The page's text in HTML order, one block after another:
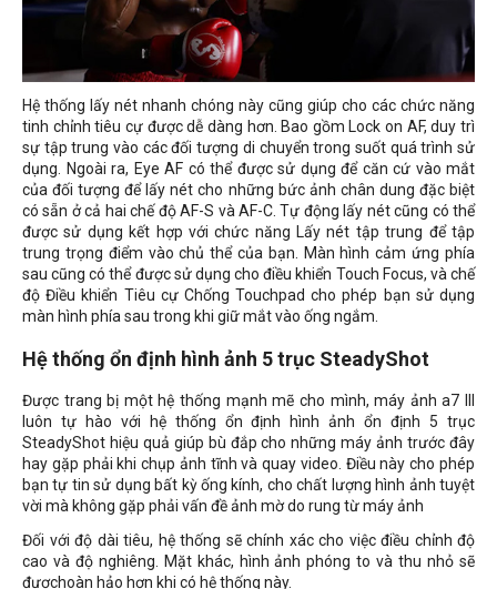
Hệ thống lấy nét nhanh chóng này cũng giúp cho các chức năng
tinh chỉnh tiêu cự được dễ dàng hơn. Bao gồm Lock on AF, duy trì
sự tập trung vào các đối tượng di chuyển trong suốt quá trình sử
dụng. Ngoài ra, Eye AF có thể được sử dụng để căn cứ vào mắt
của đối tượng để lấy nét cho những bức ảnh chân dung đặc biệt
có sẵn ở cả hai chế độ AF-S và AF-C. Tự động lấy nét cũng có thể
được sử dụng kết hợp với chức năng Lấy nét tập trung để tập
trung trọng điểm vào chủ thể của bạn. Màn hình cảm ứng phía
sau cũng có thể được sử dụng cho điều khiển Touch Focus, và chế
độ Điều khiển Tiêu cự Chống Touchpad cho phép bạn sử dụng
màn hình phía sau trong khi giữ mắt vào ống ngắm.
Hệ thống ổn định hình ảnh 5 trục SteadyShot
Được trang bị một hệ thống mạnh mẽ cho mình, máy ảnh a7 III
luôn tự hào với hệ thống ổn định hình ảnh ổn định 5 trục
SteadyShot hiệu quả giúp bù đắp cho những máy ảnh trước đây
hay gặp phải khi chụp ảnh tĩnh và quay video. Điều này cho phép
bạn tự tin sử dụng bất kỳ ống kính, cho chất lượng hình ảnh tuyệt
vời mà không gặp phải vấn đề ảnh mờ do rung từ máy ảnh
Đối với độ dài tiêu, hệ thống sẽ chính xác cho việc điều chỉnh độ
cao và độ nghiêng. Mặt khác, hình ảnh phóng to và thu nhỏ sẽ
đượchoàn hảo hơn khi có hệ thống này.